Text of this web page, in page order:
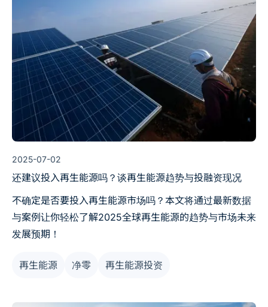
2025-07-02
还建议投入再生能源吗？谈再生能源趋势与投融资现况
不确定是否要投入再生能源市场吗？本文将通过最新数据
与案例让你轻松了解2025全球再生能源的趋势与市场未来
发展预期！
再生能源 净零 再生能源投资